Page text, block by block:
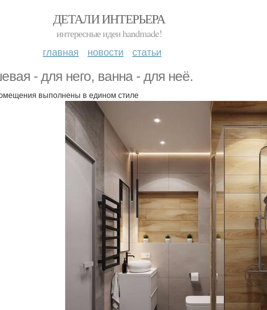
ДЕТАЛИ ИНТЕРЬЕРА
интересные идеи handmade!
главная новости статьи
- для него, ванна - для неё.
выполнены в едином стиле